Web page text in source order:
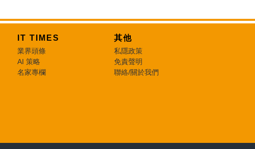
IT TIMES
業界頭條
AI 策略
名家專欄
其他
私隱政策
免責聲明
聯絡/關於我們